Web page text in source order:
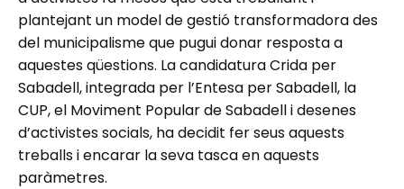
plantejant un model de gestió transformadora des
del municipalisme que pugui donar resposta a
aquestes qüestions. La candidatura Crida per
Sabadell, integrada per l’Entesa per Sabadell, la
CUP, el Moviment Popular de Sabadell i desenes
d’activistes socials, ha decidit fer seus aquests
treballs i encarar la seva tasca en aquests
paràmetres.